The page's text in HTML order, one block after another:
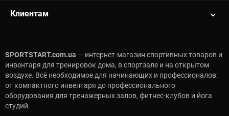
Клиентам
SPORTSTART.com.ua — интернет-магазин спортивных товаров и
инвентаря для тренировок дома, в спортзале и на открытом
воздухе. Всё необходимое для начинающих и профессионалов:
от компактного инвентаря до профессионального
оборудования для тренажерных залов, фитнес-клубов и йога
студий.